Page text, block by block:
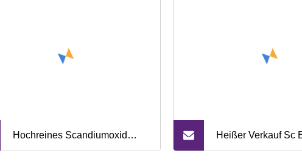
Hochreines Scandiumoxid Heißer Verkauf Sc